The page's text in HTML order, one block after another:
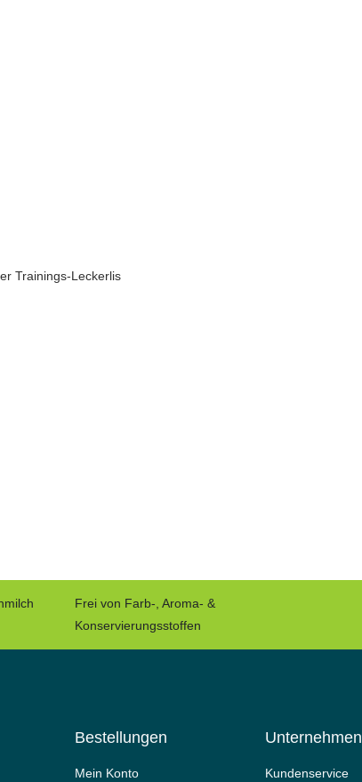
Trainings-Leckerlis
Frei von Farb-, Aroma- &
Konservierungsstoffen
Bestellungen
Mein Konto
Unternehmen
Kundenservice